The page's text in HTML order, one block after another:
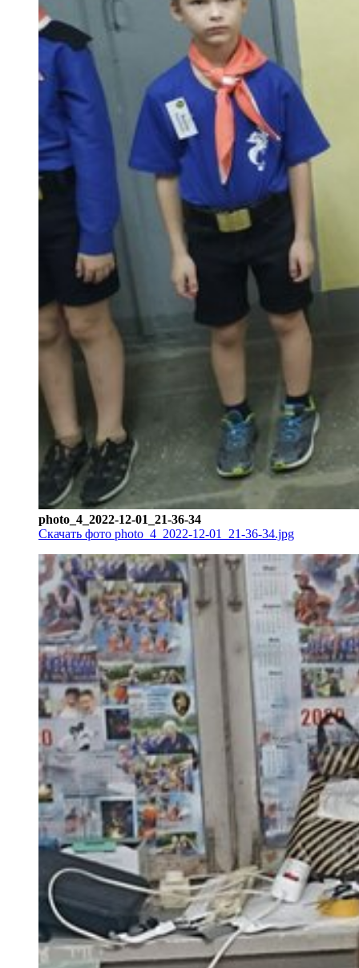
photo_4_2022-12-01_21-36-34
Скачать фото photo_4_2022-12-01_21-36-34.jpg